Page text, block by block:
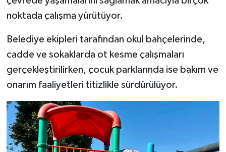
noktada çalışma yürütüyor.
Belediye ekipleri tarafından okul bahçelerinde,
cadde ve sokaklarda ot kesme çalışmaları
gerçekleştirilirken, çocuk parklarında ise bakım ve
onarım faaliyetleri titizlikle sürdürülüyor.